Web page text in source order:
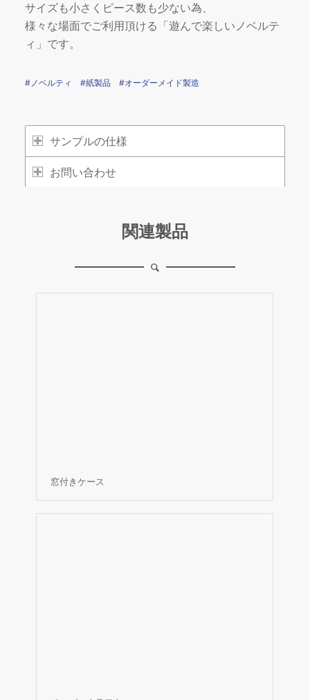
サイズも小さくピース数も少ない為、
様々な場面でご利用頂ける「遊んで楽しいノベルテ
ィ」です。
#ノベルティ #紙製品 #オーダーメイド製造
サンプルの仕様
お問い合わせ
関連製品
窓付きケース